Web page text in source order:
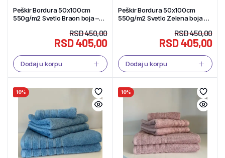
Peškir Bordura 50x100cm
550g/m2 Svetlo Braon boja –
RSD450,00
RSD405,00
Dodaj u korpu
Peškir Bordura 50x100cm
550g/m2 Svetlo Zelena boja –
RSD450,00
RSD405,00
Dodaj u korpu
10% 10%